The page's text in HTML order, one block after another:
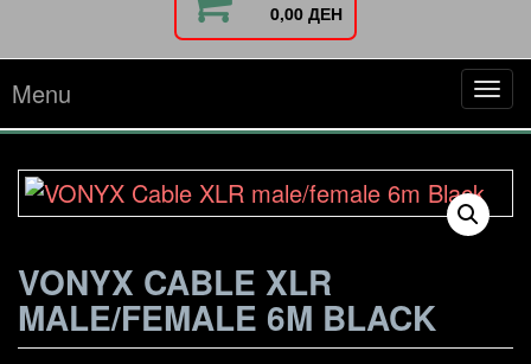
0,00 ДЕН
Menu
VONYX CABLE XLR
MALE/FEMALE 6M BLACK